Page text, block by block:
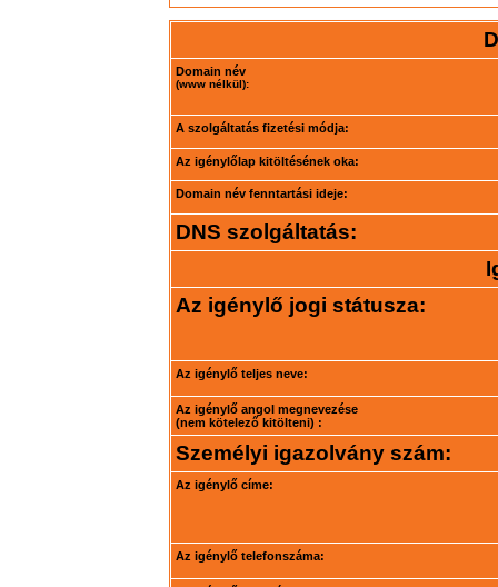
Domain név
(www nélkül):
A szolgáltatás fizetési módja:
Az igénylőlap kitöltésének oka:
Domain név fenntartási ideje:
DNS szolgáltatás:
Az igénylő jogi státusza:
Az igénylő teljes neve:
Az igénylő angol megnevezése
(nem kötelező kitölteni) :
Személyi igazolvány szám:
Az igénylő címe:
Az igénylő telefonszáma: